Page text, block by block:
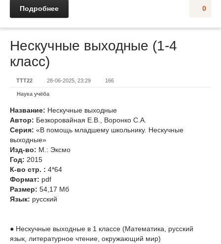
0
Подробнее
Нескучные выходные (1-4
класс)
TTT22 28-06-2025, 23:29 166
Наука учёба
Название: Нескучные выходные
Автор: Безкоровайная Е.В., Воронко С.А.
Серия: «В помощь младшему школьнику. Нескучные
выходные»
Изд-во: М.: Эксмо
Год: 2015
К-во стр. : 4*64
Формат: pdf
Размер: 54,17 Мб
Язык: русский
● Нескучные выходные в 1 классе (Математика, русский
язык, литературное чтение, окружающий мир)